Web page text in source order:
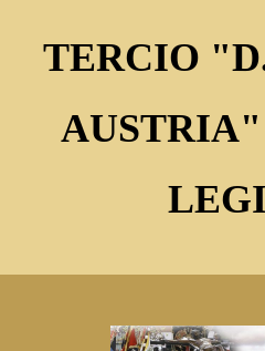
contenidoTERCIO
AUSTRIA"